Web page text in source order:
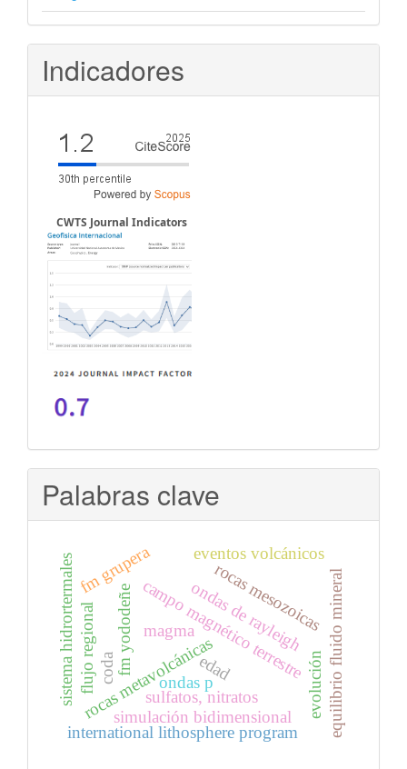
Indicadores
CWTS Journal Indicators
Palabras clave
ondas de rayleigh
campo magnético terrestre
rocas metavolcánicas
rocas mesozoicas
international lithosphere program equilibrio fluido mineral
sistema hidrortermales ondas p
sulfatos, nitratos
fm yododeñe
fm grupera
coda
magma
evolución
edad
simulación bidimensional
eventos volcánicos
flujo regional